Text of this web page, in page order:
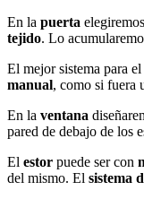
En la puerta
tejido. Lo
El mejor sistema para
manual, como si fuera
En la ventana
pared de debajo de los
El estor puede ser con
del mismo. El sistema